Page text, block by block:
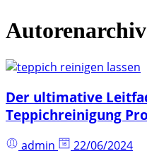
Der ultimative
Teppichreinigung
admin 22/06/2024